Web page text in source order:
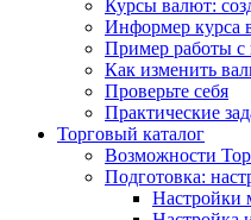
Курсы валют:
Информер курса
Пример работы с
Как изменить
Проверьте себя
Практические
Торговый каталог
Возможности
Подготовка:
Настройки